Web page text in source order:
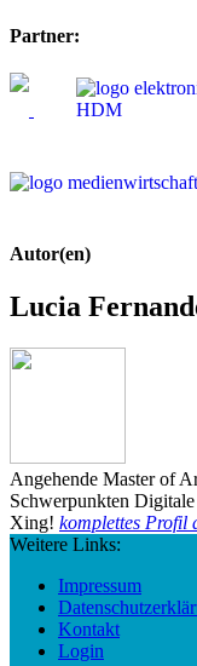
Partner:
Autor(en)
Lucia
Angehende Master of
Schwerpunkten
Xing! komplettes Profil
Weitere Links:
Impressum
Kontakt
Login